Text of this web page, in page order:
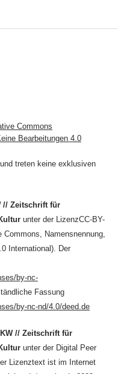
Commons
Bearbeitungen 4.0
treten keine exklusiven
// Zeitschrift für
unter der LizenzCC-BY-
Namensnennung,
International). Der
by-nc-
Fassung
by-nc-nd/4.0/deed.de
// Zeitschrift für
unter der Digital Peer
Lizenztext ist im Internet